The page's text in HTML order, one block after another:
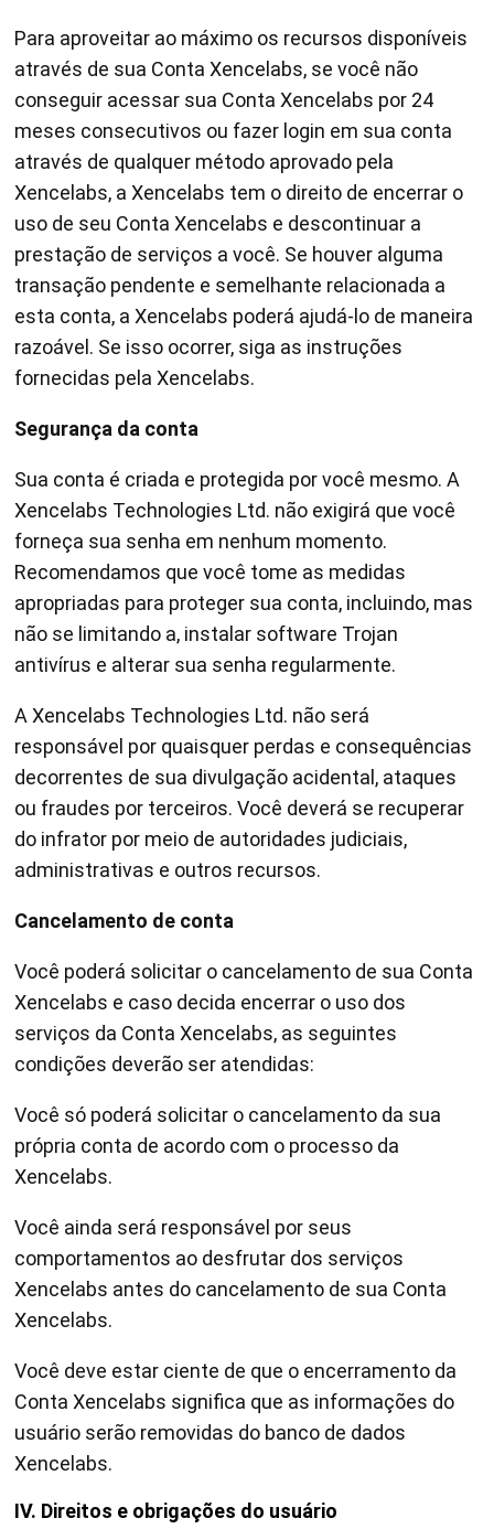
Para aproveitar ao máximo os recursos disponíveis
através de sua Conta Xencelabs, se você não
conseguir acessar sua Conta Xencelabs por 24
meses consecutivos ou fazer login em sua conta
através de qualquer método aprovado pela
Xencelabs, a Xencelabs tem o direito de encerrar o
uso de seu Conta Xencelabs e descontinuar a
prestação de serviços a você. Se houver alguma
transação pendente e semelhante relacionada a
esta conta, a Xencelabs poderá ajudá-lo de maneira
razoável. Se isso ocorrer, siga as instruções
fornecidas pela Xencelabs.
Segurança da conta
Sua conta é criada e protegida por você mesmo. A
Xencelabs Technologies Ltd. não exigirá que você
forneça sua senha em nenhum momento.
Recomendamos que você tome as medidas
apropriadas para proteger sua conta, incluindo, mas
não se limitando a, instalar software Trojan
antivírus e alterar sua senha regularmente.
A Xencelabs Technologies Ltd. não será
responsável por quaisquer perdas e consequências
decorrentes de sua divulgação acidental, ataques
ou fraudes por terceiros. Você deverá se recuperar
do infrator por meio de autoridades judiciais,
administrativas e outros recursos.
Cancelamento de conta
Você poderá solicitar o cancelamento de sua Conta
Xencelabs e caso decida encerrar o uso dos
serviços da Conta Xencelabs, as seguintes
condições deverão ser atendidas:
Você só poderá solicitar o cancelamento da sua
própria conta de acordo com o processo da
Xencelabs.
Você ainda será responsável por seus
comportamentos ao desfrutar dos serviços
Xencelabs antes do cancelamento de sua Conta
Xencelabs.
Você deve estar ciente de que o encerramento da
Conta Xencelabs significa que as informações do
usuário serão removidas do banco de dados
Xencelabs.
IV. Direitos e obrigações do usuário